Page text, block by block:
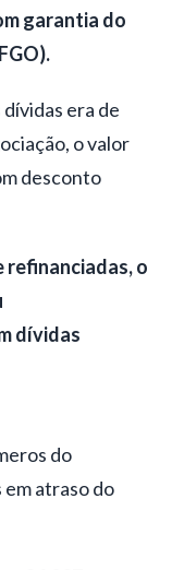
garantia do
era de
o valor
desconto
refinanciadas, o
dívidas
do
atraso do